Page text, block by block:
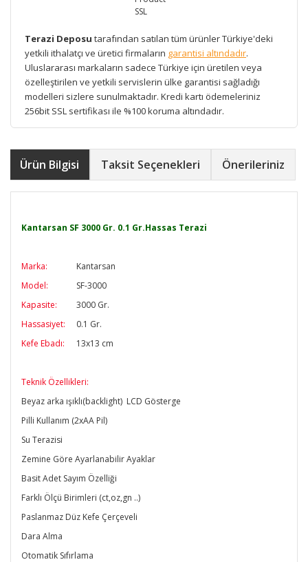
Terazi Deposu tarafından satılan tüm ürünler Türkiye'deki
yetkili ithalatçı ve üretici firmaların garantisi altındadır.
Uluslararası markaların sadece Türkiye için üretilen veya
özelleştirilen ve yetkili servislerin ülke garantisi sağladığı
modelleri sizlere sunulmaktadır. Kredi kartı ödemeleriniz
256bit SSL sertifikası ile %100 koruma altındadır.
Ürün Bilgisi Taksit Seçenekleri Önerileriniz
Kantarsan SF 3000 Gr. 0.1 Gr.Hassas Terazi
Marka:
Kantarsan
Model:
SF-3000
Kapasite:
3000 Gr.
Hassasiyet:
0.1 Gr.
Kefe Ebadı:
13x13 cm
Teknik Özellikleri:
Beyaz arka ışıklı(backlight) LCD Gösterge
Pilli Kullanım (2xAA Pil)
Su Terazisi
Zemine Göre Ayarlanabilir Ayaklar
Basit Adet Sayım Özelliği
Farklı Ölçü Birimleri (ct,oz,gn ..)
Paslanmaz Düz Kefe Çerçeveli
Dara Alma
Otomatik Sıfırlama